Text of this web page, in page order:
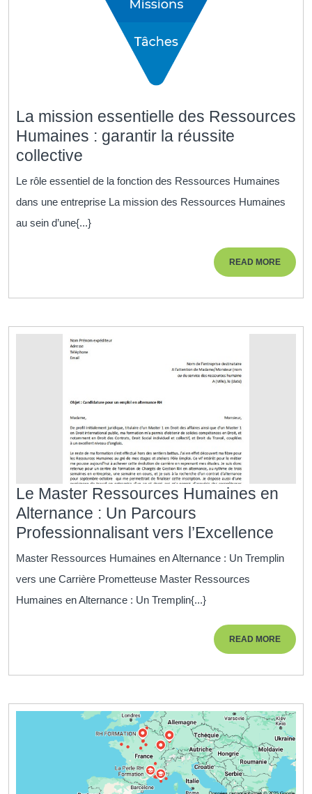
La mission essentielle des Ressources
Humaines : garantir la réussite
collective
mission
essentielle
des
Ressources
réussite
collective
Le rôle essentiel de la fonction des Ressources Humaines
dans une entreprise La mission des Ressources Humaines
au sein d’une{...}
READ MOREREAD
MORE
Le Master Ressources Humaines en
Alternance : Un Parcours
Professionnalisant vers l’Excellence
vers
Master Ressources Humaines en Alternance : Un Tremplin
vers une Carrière Prometteuse Master Ressources
Humaines en Alternance : Un Tremplin{...}
READ MOREREAD
MORE